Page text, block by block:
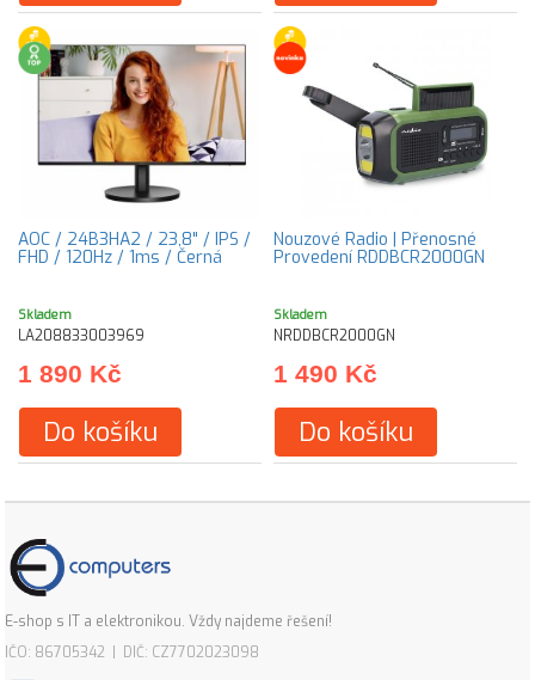
AOC / 24B3HA2 / 23,8" / IPS /
FHD / 120Hz / 1ms / Černá
Skladem
LA208833003969
1 890 Kč
Do košíku
Nouzové Radio | Přenosné
Provedení RDDBCR2000GN
Skladem
NRDDBCR2000GN
1 490 Kč
Do košíku
E-shop s IT a elektronikou. Vždy najdeme řešení!
IČO: 86705342 | DIČ: CZ7702023098